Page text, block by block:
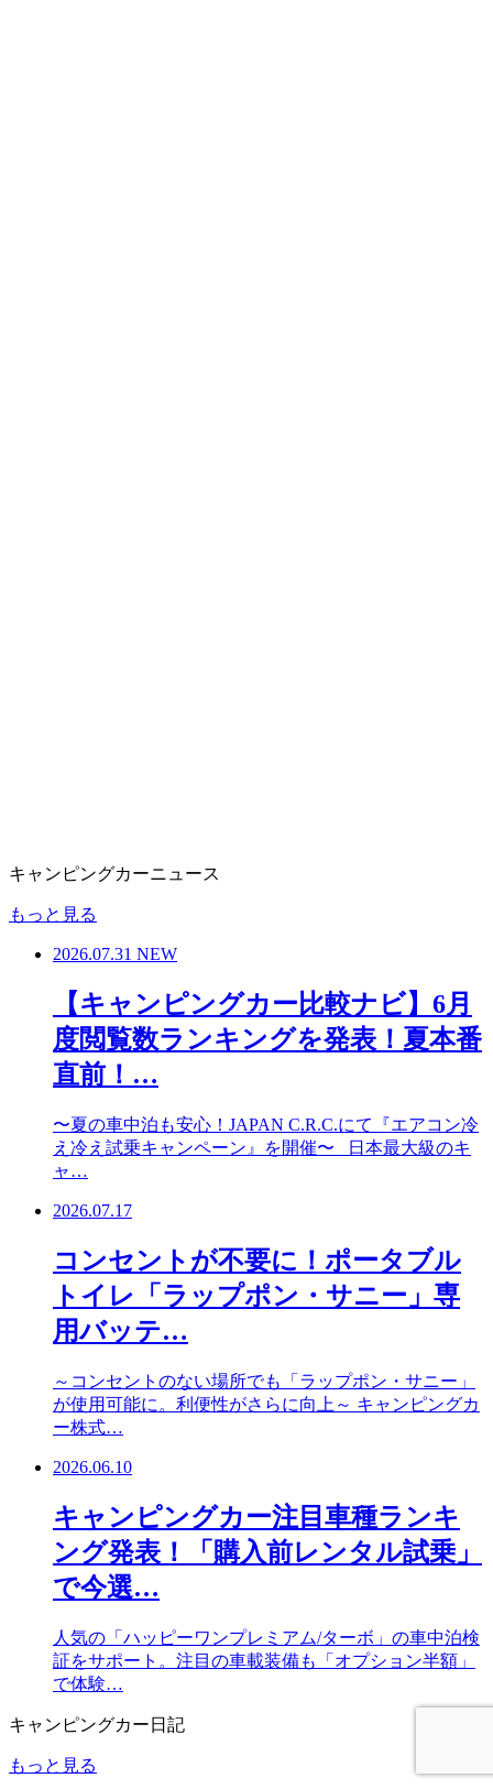
キャンピングカーニュース
もっと見る
2026.07.31 NEW
【キャンピングカー比較ナビ】6月
度閲覧数ランキングを発表！夏本番
直前！…
〜夏の車中泊も安心！JAPAN C.R.C.にて『エアコン冷
え冷え試乗キャンペーン』を開催〜 日本最大級のキ
ャ…
2026.07.17
コンセントが不要に！ポータブル
トイレ「ラップポン・サニー」専
用バッテ…
～コンセントのない場所でも「ラップポン・サニー」
が使用可能に。利便性がさらに向上～ キャンピングカ
ー株式…
2026.06.10
キャンピングカー注目車種ランキ
ング発表！「購入前レンタル試乗」
で今選…
人気の「ハッピーワンプレミアム/ターボ」の車中泊検
証をサポート。注目の車載装備も「オプション半額」
で体験…
キャンピングカー日記
もっと見る